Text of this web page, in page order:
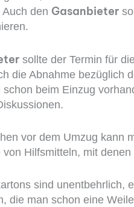
den Gasanbieter
sollte der Termin für
die Abnahme bezüglich
beim Einzug
vor dem Umzug kann
von Hilfsmitteln, mit
sind unentbehrlich,
die man schon eine